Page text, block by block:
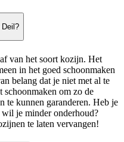
van het soort kozijn. Het
in het goed schoonmaken
belang dat je niet met al te
schoonmaken om zo de
te kunnen garanderen. Heb je
wil je minder onderhoud?
te laten vervangen!